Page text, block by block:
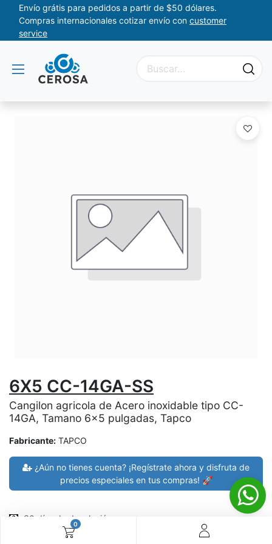
0
Envío grátis para pedidos a partir de $50 dólares.
Compras internacionales cotizar envío con customer
service
6X5 CC-14GA-SS
Cangilon agricola de Acero inoxidable tipo CC-
14GA, Tamano 6x5 pulgadas, Tapco
Fabricante: TAPCO
¿Aún no tienes cuenta? ¡Regístrate ahora y disfruta de
precios especiales en tus compras! 🚀
30 días de devolución
devoluciones en 7 días